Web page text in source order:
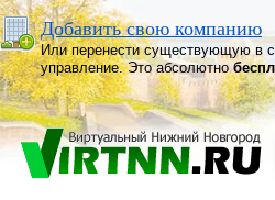
Добавить свою компанию
Или перенести существующую в
управление. Это абсолютно